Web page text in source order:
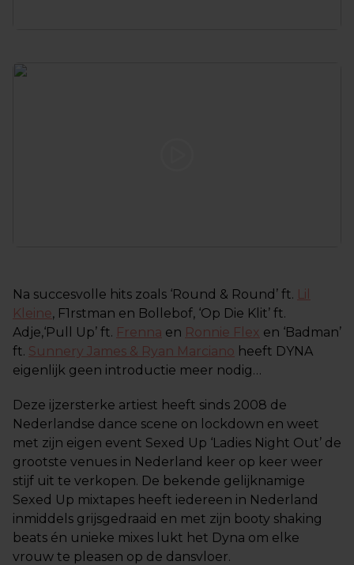
Na succesvolle hits zoals ‘Round & Round’ ft. Lil
Kleine, F1rstman en Bollebof, ‘Op Die Klit’ ft.
Adje,‘Pull Up’ ft. Frenna en Ronnie Flex en ‘Badman’
ft. Sunnery James & Ryan Marciano heeft DYNA
eigenlijk geen introductie meer nodig…
Deze ijzersterke artiest heeft sinds 2008 de
Nederlandse dance scene on lockdown en weet
met zijn eigen event Sexed Up ‘Ladies Night Out’ de
grootste venues in Nederland keer op keer weer
stijf uit te verkopen. De bekende gelijknamige
Sexed Up mixtapes heeft iedereen in Nederland
inmiddels grijsgedraaid en met zijn booty shaking
beats én unieke mixes lukt het Dyna om elke
vrouw te pleasen op de dansvloer.